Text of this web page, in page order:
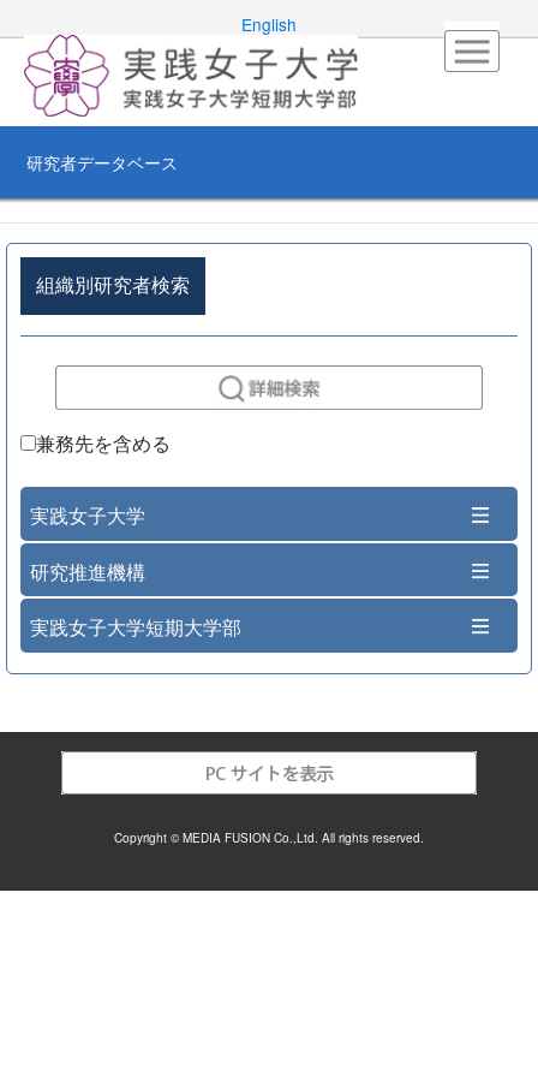
English
研究者データベース
組織別研究者検索
兼務先を含める
実践女子大学
研究推進機構
実践女子大学短期大学部
Copyright © MEDIA FUSION Co.,Ltd. All rights reserved.